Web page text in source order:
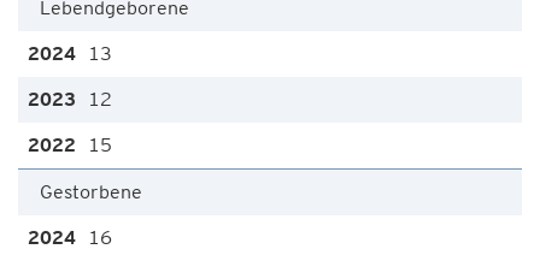
Lebendgeborene
13
12
15
Gestorbene
16